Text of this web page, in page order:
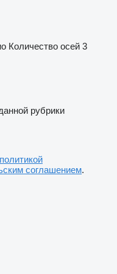
Количество осей 3
рубрики
политикой
соглашением.